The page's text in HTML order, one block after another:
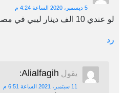
5 ديسمبر، 2020 الساعة 4:24 م
لو عندي 10 الف دينار ليبي في مصر يعملو كام مصري
رد
يقول Alialfagih
:
11 سبتمبر، 2021 الساعة 6:51 م